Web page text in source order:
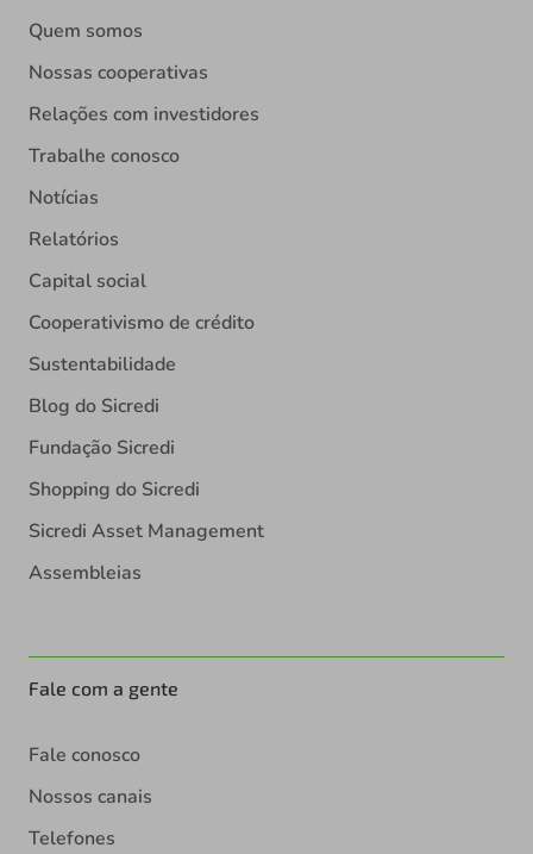
Quem somos
Nossas cooperativas
Relações com investidores
Trabalhe conosco
Notícias
Relatórios
Capital social
Cooperativismo de crédito
Sustentabilidade
Blog do Sicredi
Fundação Sicredi
Shopping do Sicredi
Sicredi Asset Management
Assembleias
Fale com a gente
Fale conosco
Nossos canais
Telefones